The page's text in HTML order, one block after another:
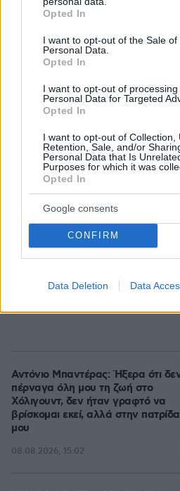
grant or deny consent to Google
use your data for below specified
consent section.
Opted In
I want to opt-out of the Sale of
Personal Data.
Opted In
I want to opt-out of processing
Personal Data for Targeted
Opted In
I want to opt-out of Collection,
Retention, Sale, and/or
Personal Data that Is
Purposes for which it was
Opted In
Google consents
CONFIRM
Data Deletion Data
«Μαύρος χρυσός» $1 τρισ.
τη Γροιλανδία: Πετρελαϊκή
χωρίς άδεια
Εγκαταλείπει το κόμμα
και ο επιχειρηματίας Νίκος
Μπρουτζάκης: Καταγγέλλει
κάστα, «λένε προδότες και
πληρωμένους όσους αποχωρούν»
08.08.2026, 18:48
ο μπάρμαν για να τον σώσει
Αντόνιο Μπαντέρας: Ήξερα ότι
πέρναγα όλη μου τη ζωή στο
Χόλιγουντ, δεν ήταν γραφτό να
βρίσκομαι εκεί, αλλά στην πατρίδα
μου
08.08.2026, 15:02